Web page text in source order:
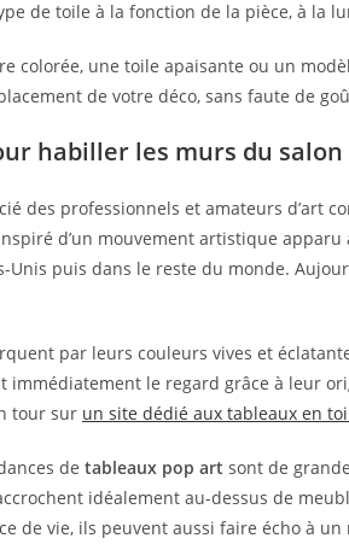
de toile à la fonction de la pièce, à la
colorée, une toile apaisante ou un
de votre déco, sans faute de
habiller les murs du salon
des professionnels et amateurs d’art
d’un mouvement artistique apparu
Unis puis dans le reste du monde.
par leurs couleurs vives et
immédiatement le regard grâce à leur
tour sur un site dédié aux tableaux en
de tableaux pop art sont de
idéalement au-dessus de
de vie, ils peuvent aussi faire écho à